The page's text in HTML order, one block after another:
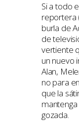
Si a todo
reportera
burla de
de
vertiente
un nuevo
Alan,
no para
que la
gozada.